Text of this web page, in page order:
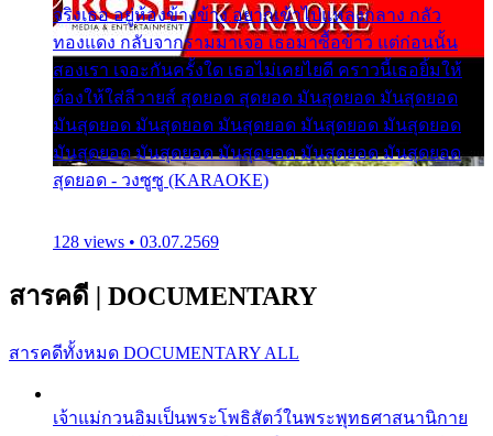
จริงเธอ อยู่ห้องข้างข้าง อยากเข้าไปแหลงกลาง กลัว
ทองแดง กลับจากรามมาเจอ เธอมาซื้อข้าว แต่ก่อนนั้น
สองเรา เจอะกันครั้งใด เธอไม่เคยไยดี คราวนี้เธอยิ้มให้
ต้องให้ใส่ลีวายส์ สุดยอด สุดยอด มันสุดยอด มันสุดยอด
มันสุดยอด มันสุดยอด มันสุดยอด มันสุดยอด มันสุดยอด
มันสุดยอด มันสุดยอด มันสุดยอด มันสุดยอด มันสุดยอด
สุดยอด - วงซูซู (KARAOKE)
128 views • 03.07.2569
สารคดี | DOCUMENTARY
สารคดีทั้งหมด DOCUMENTARY ALL
เจ้าแม่กวนอิมเป็นพระโพธิสัตว์ในพระพุทธศาสนานิกาย